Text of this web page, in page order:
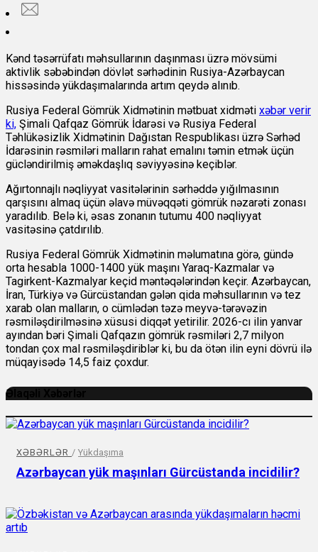
Kənd təsərrüfatı məhsullarının daşınması üzrə mövsümi
aktivlik səbəbindən dövlət sərhədinin Rusiya-Azərbaycan
hissəsində yükdaşımalarında artım qeydə alınıb.
Rusiya Federal Gömrük Xidmətinin mətbuat xidməti xəbər verir
ki, Şimali Qafqaz Gömrük İdarəsi və Rusiya Federal
Təhlükəsizlik Xidmətinin Dağıstan Respublikası üzrə Sərhəd
İdarəsinin rəsmiləri malların rahat emalını təmin etmək üçün
gücləndirilmiş əməkdaşlıq səviyyəsinə keçiblər.
Ağırtonnajlı nəqliyyat vasitələrinin sərhəddə yığılmasının
qarşısını almaq üçün əlavə müvəqqəti gömrük nəzarəti zonası
yaradılıb. Belə ki, əsas zonanın tutumu 400 nəqliyyat
vasitəsinə çatdırılıb.
Rusiya Federal Gömrük Xidmətinin məlumatına görə, gündə
orta hesabla 1000-1400 yük maşını Yaraq-Kazmalar və
Tagirkent-Kazmalyar keçid məntəqələrindən keçir. Azərbaycan,
İran, Türkiyə və Gürcüstandan gələn qida məhsullarının və tez
xarab olan malların, o cümlədən təzə meyvə-tərəvəzin
rəsmiləşdirilməsinə xüsusi diqqət yetirilir. 2026-cı ilin yanvar
ayından bəri Şimali Qafqazın gömrük rəsmiləri 2,7 milyon
tondan çox mal rəsmiləşdiriblər ki, bu da ötən ilin eyni dövrü ilə
müqayisədə 14,5 faiz çoxdur.
Əlaqəli Xəbərlər
XƏBƏRLƏR / Yükdaşıma
Azərbaycan yük maşınları Gürcüstanda incidilir?